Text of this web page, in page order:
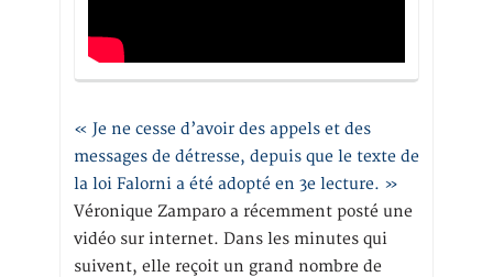
« Je ne cesse d’avoir des appels et des
messages de détresse, depuis que le texte de
la loi Falorni a été adopté en 3e lecture. »
Véronique Zamparo a récemment posté une
vidéo sur internet. Dans les minutes qui
suivent, elle reçoit un grand nombre de